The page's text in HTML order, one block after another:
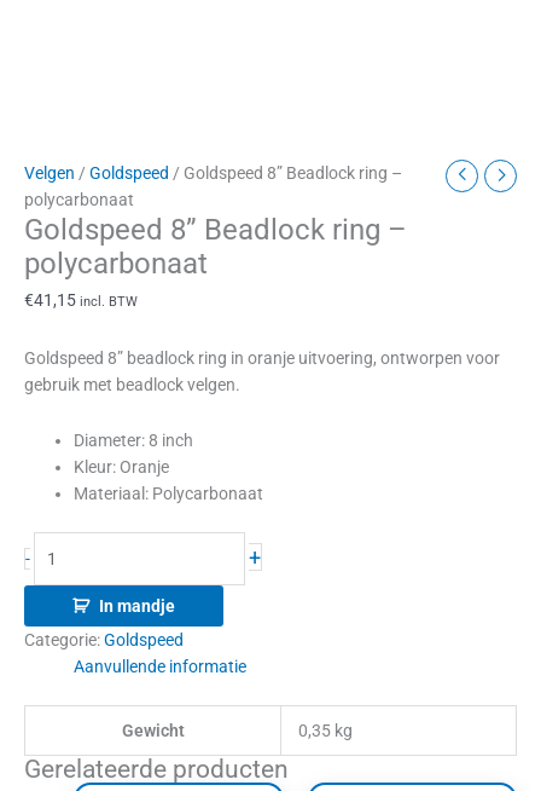
Velgen / Goldspeed / Goldspeed 8” Beadlock ring –
polycarbonaat
Goldspeed 8” Beadlock ring –
polycarbonaat
€41,15 incl. BTW
Goldspeed 8” beadlock ring in oranje uitvoering, ontworpen voor
gebruik met beadlock velgen.
Diameter: 8 inch
Kleur: Oranje
Materiaal: Polycarbonaat
- +
In mandje
Categorie:Goldspeed
Aanvullende informatie
Gewicht 0,35 kg
Gerelateerde producten